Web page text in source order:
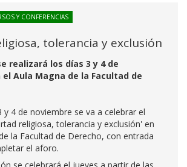
Y CONFERENCIAS
tolerancia y exclusión
realizará los días 3 y 4 de
Aula Magna de la Facultad de
4 de noviembre se va a celebrar el
religiosa, tolerancia y exclusión' en
la Facultad de Derecho, con entrada
el aforo.